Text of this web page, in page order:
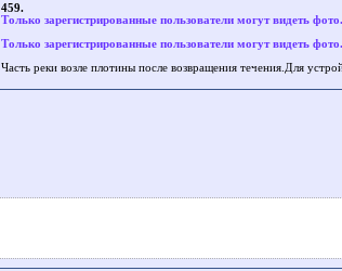
459.
Только зарегистрированные пользователи могут видеть фото.
Только зарегистрированные пользователи могут видеть фото.
Часть реки возле плотины после возвращения течения.Для